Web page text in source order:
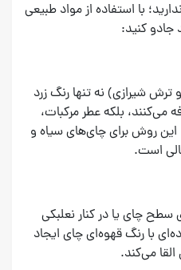
با استفاده از مواد طبیعی
جادو کنید:
شیرازی) نه تنها رنگ زرد
می‌کنند، بلکه عطر مرکبات،
روش برای چای‌های سیاه و
است.
سطح چای یا در کنار نعلبکی
با رنگ قهوه‌ای چای ایجاد
می‌کند.